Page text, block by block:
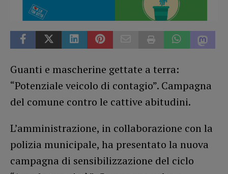
Guanti e mascherine gettate a terra:
“Potenziale veicolo di contagio”. Campagna
del comune contro le cattive abitudini.
L’amministrazione, in collaborazione con la
polizia municipale, ha presentato la nuova
campagna di sensibilizzazione del ciclo